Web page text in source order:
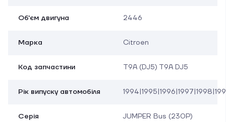
Об'єм двигуна 2446
Марка Citroen
Код запчастини T9A (DJ5) T9A DJ5
Рік випуску автомобіля
Серія
JUMPER Bus (230P)